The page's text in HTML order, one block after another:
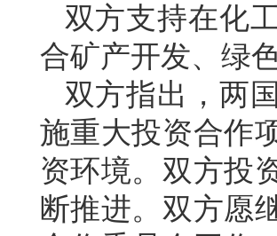
双方支持在化
合矿产开发、绿
双方指出，两
施重大投资合作
资环境。双方投
断推进。双方愿